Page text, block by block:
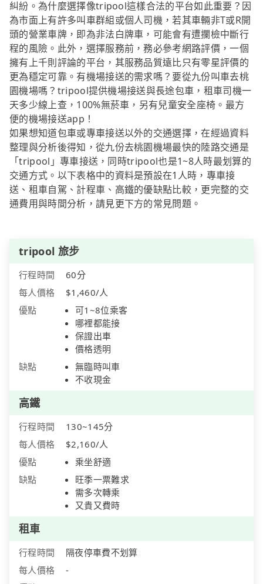
糾紛。為什麼選擇像tripool這樣合法的平台如此重要？因
為市面上有許多叫車群組或個人司機，若其車輛非T或R開
頭的營業車牌，即為非法白牌車，可能會有遭攔檢中斷行
程的風險。此外，選擇服務前，務必參考網路評價，一個
擁有上千則評論的平台，其服務品質遠比只有零星評價的
更為穩定可靠。有機場接送的需求嗎？要從九份叫車去桃
園機場嗎？tripool提供機場接送與長途包車，租車司機一
天多少線上查，100%無菸車，另有兒童安全座椅。最方
便的機場接送app！
如果想知道包車或專車接送以外的交通選擇，在經過資料
整理與分析後得知，從九份去桃園機場最快的陸路交通是
「tripool」專車接送，同時tripool也是1~8人時最划算的
交通方式。以下表格中的資料是預設在1人時，專車接
送、租車自駕、計程車、高鐵的優缺點比較，更完整的交
通費用與時間分析，請見更下方的常見問題。
tripool 旅步
行程時間
60分
每人價格
$1,460/人
優點
可1~8位乘客
哪裡都能接
保證出車
價格透明
缺點
無臨時叫車
不收現金
高鐵
行程時間
130~145分
每人價格
$2,160/人
優點
乘坐舒適
缺點
旺季一票難求
需多次轉乘
又貴又費時
租車
行程時間
隔夜停車費不划算
每人價格
-